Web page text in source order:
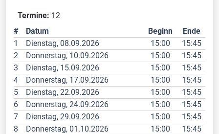
Termine: 12
#
Datum Beginn
Ende
1
Dienstag, 08.09.2026 15:00
15:45
2
Donnerstag, 10.09.2026 15:00
15:45
3
Dienstag, 15.09.2026 15:00
15:45
4
Donnerstag, 17.09.2026 15:00
15:45
5
Dienstag, 22.09.2026 15:00
15:45
6
Donnerstag, 24.09.2026 15:00
15:45
7
Dienstag, 29.09.2026 15:00
15:45
8
Donnerstag, 01.10.2026 15:00
15:45